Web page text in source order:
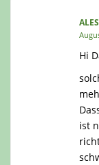
Hi
ist